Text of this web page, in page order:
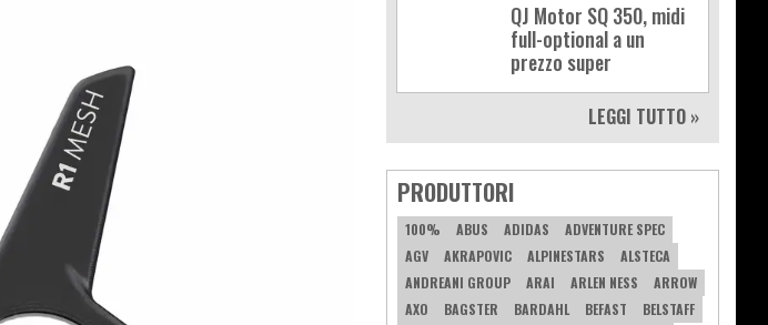
QJ Motor SQ 350, midi
full-optional a un
prezzo super
LEGGI TUTTO »
PRODUTTORI
100% ABUS ADIDAS
ADVENTURE SPEC
AGV
AKRAPOVIC ALPINESTARS
ALSTECA
ANDREANI GROUP
ARAI ARLEN NESS
ARROW
AXO
BAGSTER BARDAHL BEFAST
BELSTAFF